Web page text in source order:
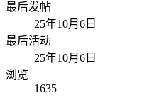
最后发帖
25年10月6日
最后活动
25年10月6日
浏览
1635